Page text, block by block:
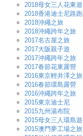
2018母女三人花東遊
2018香港迪士尼路跑
2018沖繩之旅
2018沖繩跨年之旅
2017名古屋之旅
2017大阪親子遊
2017沖繩跨年之旅
2017春節花東露營
2016東京輕井澤之旅
2016春節環島露營
2016沖繩跨年之旅
2015東京迪士尼
2015九州湯布院
2015母女三人環島遊
2015澳門夢工場之旅